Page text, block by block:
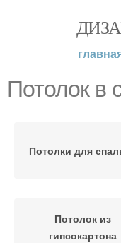
Потолок в
Потолки для
Потолок из
гипсокартона